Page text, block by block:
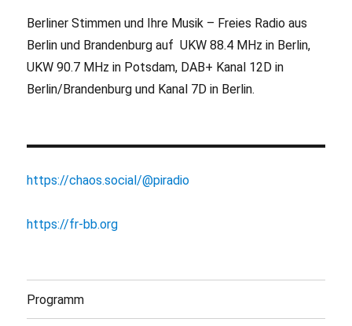
Berliner Stimmen und Ihre Musik – Freies Radio aus
Berlin und Brandenburg auf UKW 88.4 MHz in Berlin,
UKW 90.7 MHz in Potsdam, DAB+ Kanal 12D in
Berlin/Brandenburg und Kanal 7D in Berlin.
https://chaos.social/@piradio
https://fr-bb.org
Programm